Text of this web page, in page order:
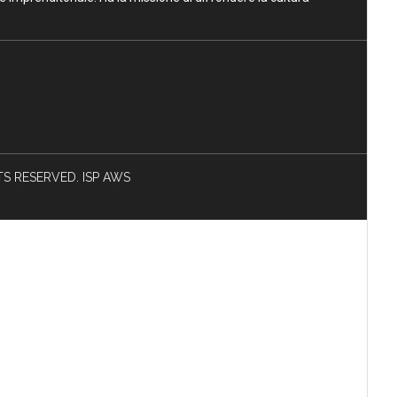
ISP AWS